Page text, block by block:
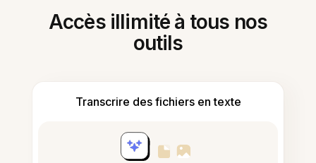
Accès illimité à tous nos
outils
Transcrire des fichiers en texte